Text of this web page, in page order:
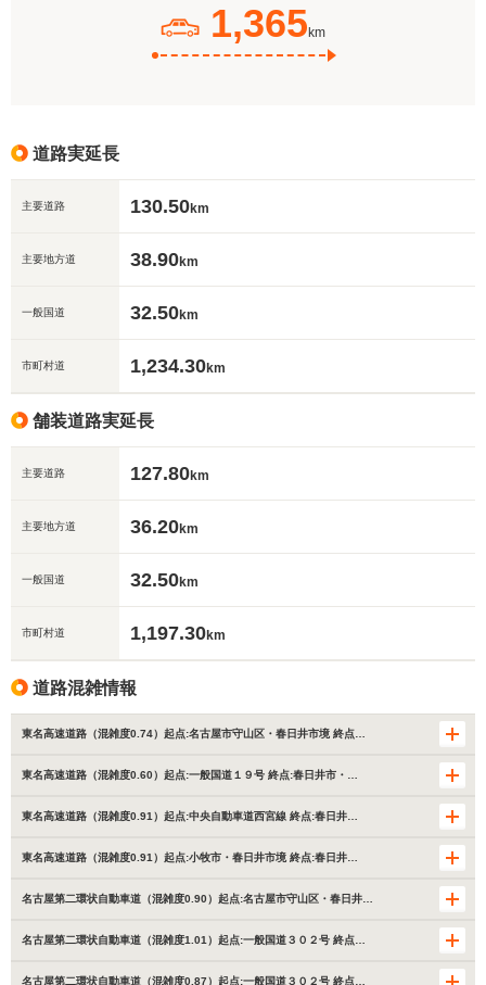
1,365 km
道路実延長
主要道路 130.50km
主要地方道 38.90km
一般国道 32.50km
市町村道 1,234.30km
舗装道路実延長
主要道路 127.80km
主要地方道 36.20km
一般国道 32.50km
市町村道 1,197.30km
道路混雑情報
東名高速道路（混雑度0.74）起点:名古屋市守山区・春日井市境 終点…
東名高速道路（混雑度0.60）起点:一般国道１９号 終点:春日井市・…
東名高速道路（混雑度0.91）起点:中央自動車道西宮線 終点:春日井…
東名高速道路（混雑度0.91）起点:小牧市・春日井市境 終点:春日井…
名古屋第二環状自動車道（混雑度0.90）起点:名古屋市守山区・春日井…
名古屋第二環状自動車道（混雑度1.01）起点:一般国道３０２号 終点…
名古屋第二環状自動車道（混雑度0.87）起点:一般国道３０２号 終点…